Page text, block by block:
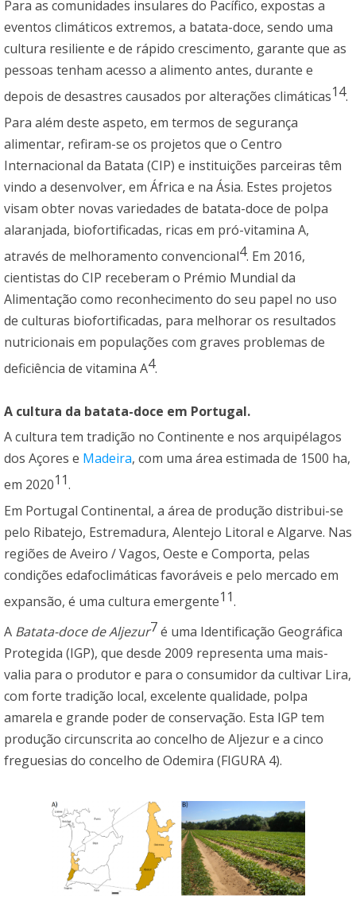
Para as comunidades insulares do Pacífico, expostas a
eventos climáticos extremos, a batata-doce, sendo uma
cultura resiliente e de rápido crescimento, garante que as
pessoas tenham acesso a alimento antes, durante e
depois de desastres causados por alterações climáticas14.
Para além deste aspeto, em termos de segurança
alimentar, refiram-se os projetos que o Centro
Internacional da Batata (CIP) e instituições parceiras têm
vindo a desenvolver, em África e na Ásia. Estes projetos
visam obter novas variedades de batata-doce de polpa
alaranjada, biofortificadas, ricas em pró-vitamina A,
através de melhoramento convencional4. Em 2016,
cientistas do CIP receberam o Prémio Mundial da
Alimentação como reconhecimento do seu papel no uso
de culturas biofortificadas, para melhorar os resultados
nutricionais em populações com graves problemas de
deficiência de vitamina A4.
A cultura da batata-doce em Portugal.
A cultura tem tradição no Continente e nos arquipélagos
dos Açores e Madeira, com uma área estimada de 1500 ha,
em 202011.
Em Portugal Continental, a área de produção distribui-se
pelo Ribatejo, Estremadura, Alentejo Litoral e Algarve. Nas
regiões de Aveiro / Vagos, Oeste e Comporta, pelas
condições edafoclimáticas favoráveis e pelo mercado em
expansão, é uma cultura emergente11.
A Batata-doce de Aljezur7é uma Identificação Geográfica
Protegida (IGP), que desde 2009 representa uma mais-
valia para o produtor e para o consumidor da cultivar Lira,
com forte tradição local, excelente qualidade, polpa
amarela e grande poder de conservação. Esta IGP tem
produção circunscrita ao concelho de Aljezur e a cinco
freguesias do concelho de Odemira (FIGURA 4).